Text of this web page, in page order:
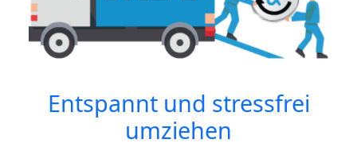
Entspannt und stressfrei
umziehen